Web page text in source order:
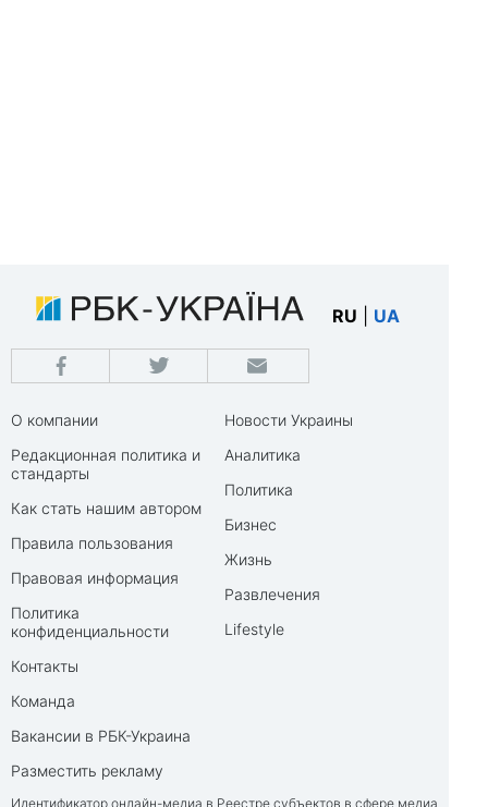
RU UA
О компании
Редакционная политика и
стандарты
Как стать нашим автором
Правила пользования
Правовая информация
Политика
конфиденциальности
Контакты
Команда
Вакансии в РБК-Украина
Разместить рекламу
Новости Украины
Аналитика
Политика
Бизнес
Жизнь
Развлечения
Lifestyle
Идентификатор онлайн-медиа в Реестре субъектов в сфере медиа